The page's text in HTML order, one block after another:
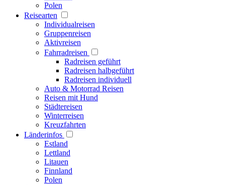
Polen
Reisearten
Individualreisen
Gruppenreisen
Aktivreisen
Fahrradreisen
Radreisen geführt
Radreisen halbgeführt
Radreisen individuell
Auto & Motorrad Reisen
Reisen mit Hund
Städtereisen
Winterreisen
Kreuzfahrten
Länderinfos
Estland
Lettland
Litauen
Finnland
Polen